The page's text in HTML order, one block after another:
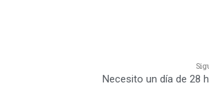
Necesito un día de 28